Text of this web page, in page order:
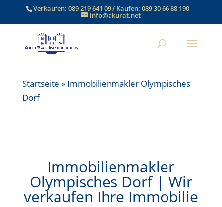
Verkaufen:089 219 641 09/ Kaufen:089 30 66 88 190
info@akurat.net
Startseite » Immobilienmakler Olympisches
Dorf
Immobilienmakler
Olympisches Dorf | Wir
verkaufen Ihre Immobilie